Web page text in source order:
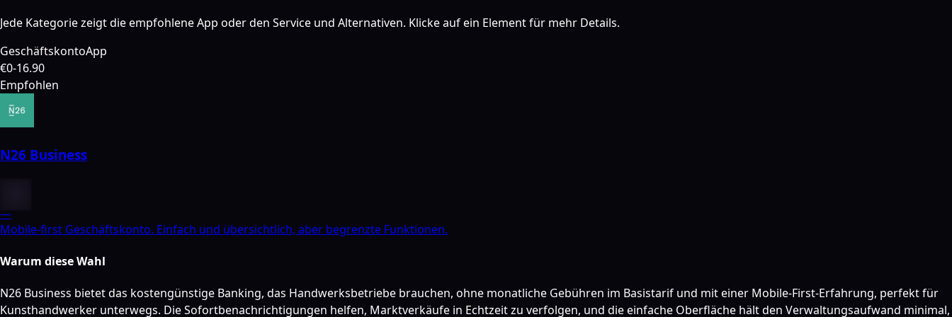
Jede Kategorie zeigt die empfohlene App oder den Service und Alternativen. Klicke auf ein Element für mehr Details.
GeschäftskontoApp
€0-16.90
Empfohlen
N26 Business
—
Mobile-first Geschäftskonto. Einfach und übersichtlich, aber begrenzte Funktionen.
Warum diese Wahl
N26 Business bietet das kostengünstige Banking, das Handwerksbetriebe brauchen, ohne monatliche Gebühren im Basistarif und mit einer Mobile-First-Erfahrung, perfekt für
Kunsthandwerker unterwegs. Die Sofortbenachrichtigungen helfen, Marktverkäufe in Echtzeit zu verfolgen, und die einfache Oberfläche hält den Verwaltungsaufwand minimal,